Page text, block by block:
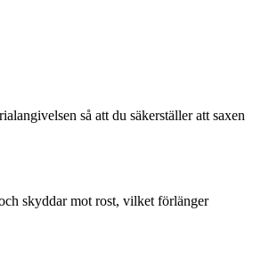
så att du säkerställer att saxen
skyddar mot rost, vilket förlänger